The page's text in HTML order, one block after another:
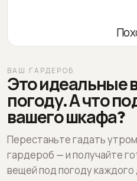
ВАШ ГАРДЕРОБ
Это идеальные
погоду. А что
вашего шкафа?
Перестаньте гадать
гардероб — и получайте
вещей под погоду каждого